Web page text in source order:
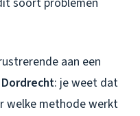
aan een
: je weet dat
welke methode werkt